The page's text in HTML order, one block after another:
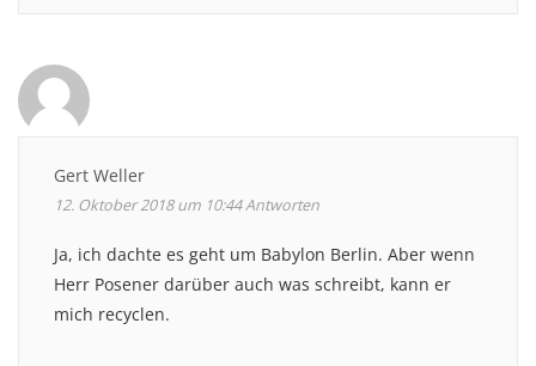
Gert Weller
12. Oktober 2018 um 10:44Antworten
Ja, ich dachte es geht um Babylon Berlin. Aber wenn
Herr Posener darüber auch was schreibt, kann er
mich recyclen.